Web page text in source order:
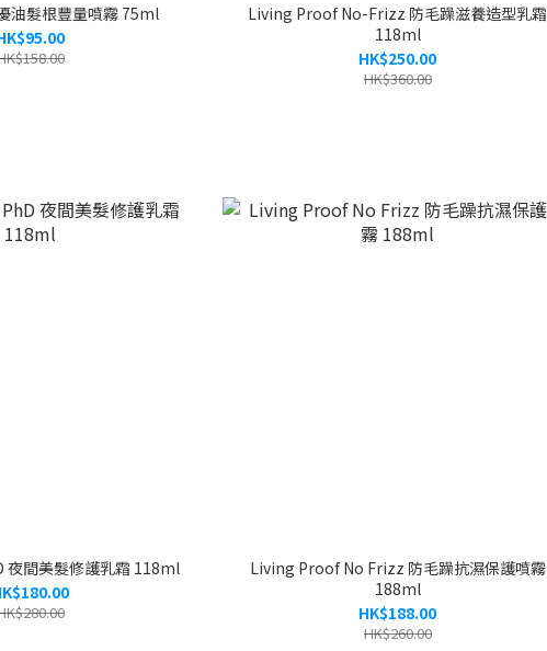
油髮根豐量噴霧 75ml
Living Proof No-Frizz 防毛躁滋養造型乳霜
118ml
HK$250.00
HK$360.00
間美髮修護乳霜 118ml
Living Proof No Frizz 防毛躁抗濕保護噴霧
188ml
HK$188.00
HK$260.00